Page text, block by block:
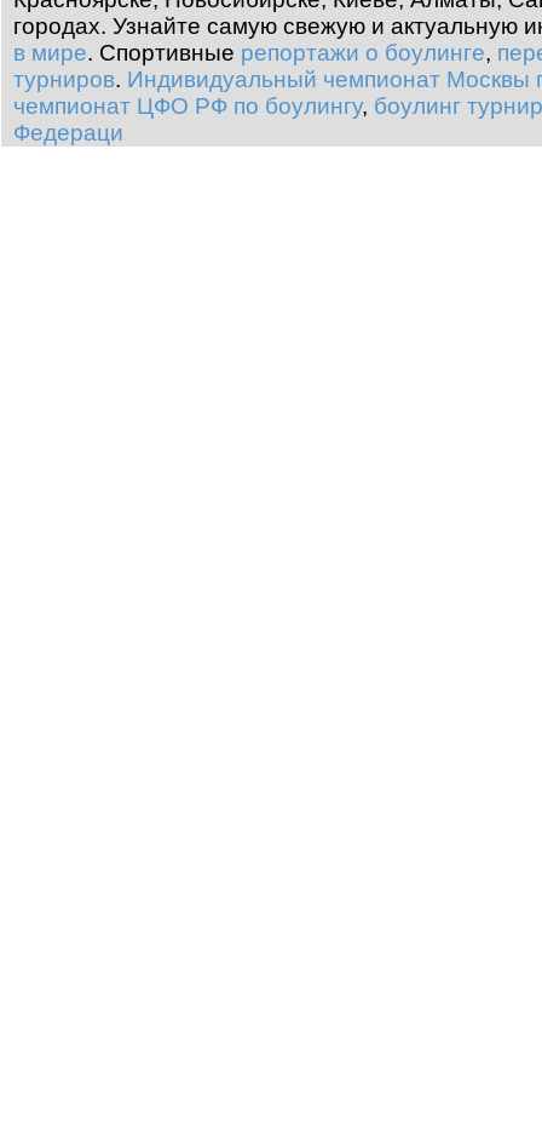
городах. Узнайте самую свежую и
в мире. Спортивные репортажи о боулинге,
турниров. Индивидуальный чемпионат Москвы
чемпионат ЦФО РФ по боулингу, боулинг
Федераци